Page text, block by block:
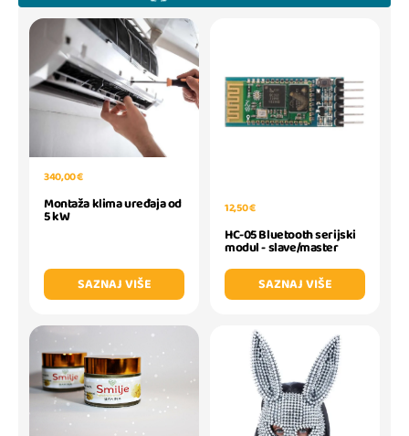
340,00 €
Montaža klima uređaja od
5 kW
SAZNAJ VIŠE
12,50 €
HC-05 Bluetooth serijski
modul - slave/master
SAZNAJ VIŠE